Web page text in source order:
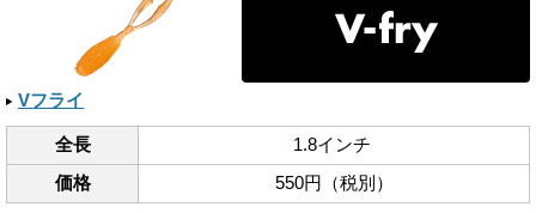
Vフライ
全長
1.8インチ
価格
550円（税別）